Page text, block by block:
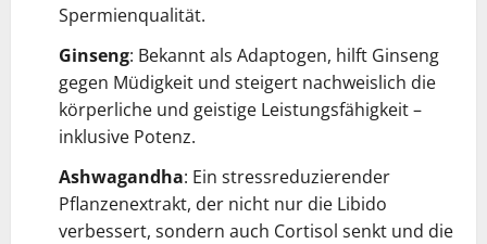
Spermienqualität.
Ginseng: Bekannt als Adaptogen, hilft Ginseng
gegen Müdigkeit und steigert nachweislich die
körperliche und geistige Leistungsfähigkeit –
inklusive Potenz.
Ashwagandha: Ein stressreduzierender
Pflanzenextrakt, der nicht nur die Libido
verbessert, sondern auch Cortisol senkt und die